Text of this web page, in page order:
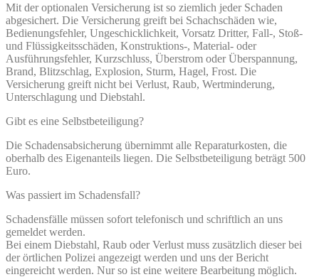
Mit der optionalen Versicherung ist so ziemlich jeder Schaden
abgesichert. Die Versicherung greift bei Schachschäden wie,
Bedienungsfehler, Ungeschicklichkeit, Vorsatz Dritter, Fall-, Stoß-
und Flüssigkeitsschäden, Konstruktions-, Material- oder
Ausführungsfehler, Kurzschluss, Überstrom oder Überspannung,
Brand, Blitzschlag, Explosion, Sturm, Hagel, Frost. Die
Versicherung greift nicht bei Verlust, Raub, Wertminderung,
Unterschlagung und Diebstahl.
Gibt es eine Selbstbeteiligung?
Die Schadensabsicherung übernimmt alle Reparaturkosten, die
oberhalb des Eigenanteils liegen. Die Selbstbeteiligung beträgt 500
Euro.
Was passiert im Schadensfall?
Schadensfälle müssen sofort telefonisch und schriftlich an uns
gemeldet werden.
Bei einem Diebstahl, Raub oder Verlust muss zusätzlich dieser bei
der örtlichen Polizei angezeigt werden und uns der Bericht
eingereicht werden. Nur so ist eine weitere Bearbeitung möglich.